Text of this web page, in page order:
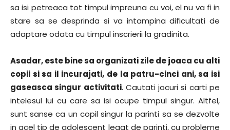
sa isi petreaca tot timpul impreuna cu voi, el nu va fi in
stare sa se desprinda si va intampina dificultati de
adaptare odata cu timpul inscrierii la gradinita.
Asadar, este bine sa organizati zile de joaca cu alti
copii si sa il incurajati, de la patru-cinci ani, sa isi
gaseasca singur activitati. Cautati jocuri si carti pe
intelesul lui cu care sa isi ocupe timpul singur. Altfel,
sunt sanse ca un copil singur la parinti sa se dezvolte
in acel tip de adolescent legat de parinti, cu probleme